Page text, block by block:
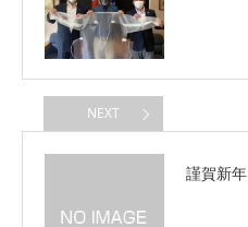
NEXT
謹賀新年